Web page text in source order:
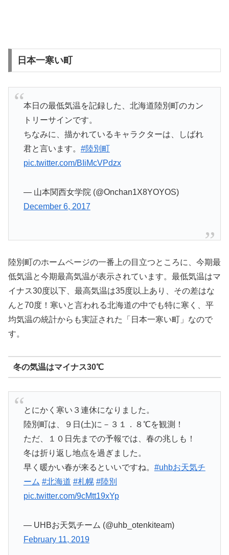
日本一寒い町
本日の最低気温を記録した、北海道陸別町のカン
トリーサインです。
ちなみに、描かれているキャラクターは、しばれ
君と言います。 #陸別町
pic.twitter.com/BIiMcVPdzx
— 山本関西女学院 (@Onchan1X8YOYOS)
December 6, 2017
陸別町のホームページの一番上の目立つところに、今期最
低気温と今期最高気温が表示されています。最低気温はマ
イナス30度以下、最高気温は35度以上あり、その差はな
んと70度！寒いと言われる北海道の中でも特に寒く、平
均気温の統計からも実証された「日本一寒い町」なので
す。
冬の気温はマイナス30℃
とにかく寒い３連休になりました。
陸別町は、９日(土)に－３１．８℃を観測！
ただ、１０日先までの予報では、春の兆しも！
冬は折り返し地点を過ぎました。
早く暖かい春が来るといいですね。 #uhbお天気チ
ーム #北海道 #札幌 #陸別
pic.twitter.com/9cMtt19xYp
— UHBお天気チーム (@uhb_otenkiteam)
February 11, 2019